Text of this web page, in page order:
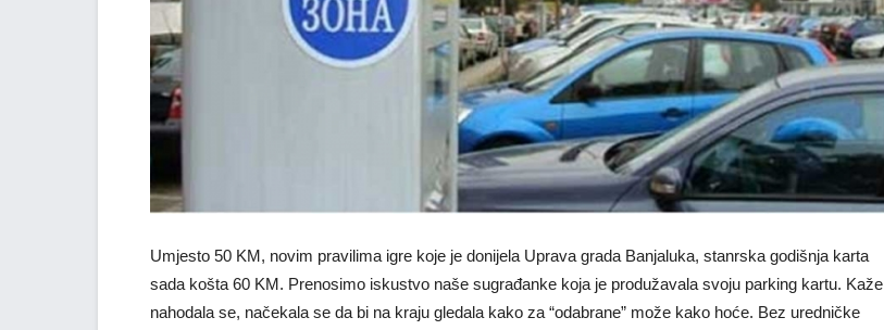
Umjesto 50 KM, novim pravilima igre koje je donijela Uprava grada Banjaluka, stanrska godišnja karta
sada košta 60 KM. Prenosimo iskustvo naše sugrađanke koja je produžavala svoju parking kartu. Kaže
nahodala se, načekala se da bi na kraju gledala kako za “odabrane” može kako hoće. Bez uredničke